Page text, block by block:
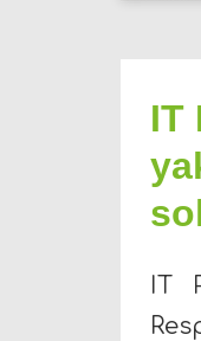
IT
IT